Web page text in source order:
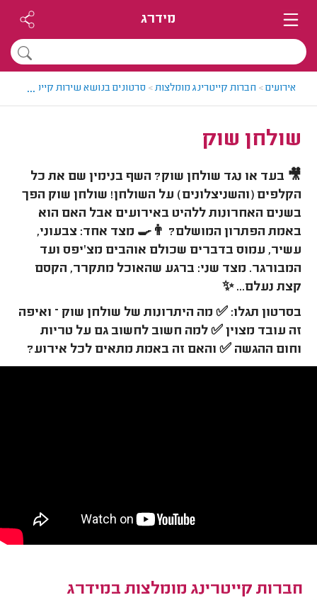
מידרג
אירועים> חברות קייטרינג מומלצות> סרטונים בנושא שירות קייטרינג
...
שולחן שוק
🎥 בעד או נגד שולחן שוק? השף בנימין שם את כל
הקלפים (והשניצלונים) על השולחן! שולחן שוק הפך
בשנים האחרונות ללהיט באירועים אבל האם הוא
באמת הפתרון המושלם? 👨‍🍳 מצד אחד: צבעוני,
עשיר, עמוס בדברים שכולם אוהבים מצ'יפס ועד
המבורגר. מצד שני: ברגע שהאוכל מתקרר, הקסם
קצת נעלם... ✨
בסרטון תגלו: ✅ מה היתרונות של שולחן שוק – ואיפה
זה עובד מצוין ✅ למה חשוב לחשוב גם על טריות
וחום ההגשה ✅ והאם זה באמת מתאים לכל אירוע?
חברות קייטרינג מומלצות במידרג